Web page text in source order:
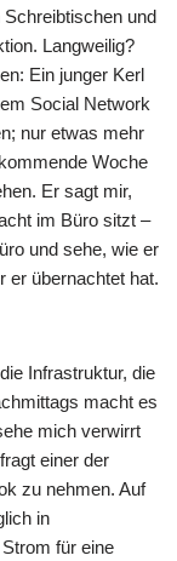
und
Langweilig?
Ein junger Kerl
Social Network
nur etwas mehr
Woche
Er sagt mir,
im Büro sitzt –
und sehe, wie er
er übernachtet hat.
Infrastruktur, die
macht es
mich verwirrt
einer der
zu nehmen. Auf
in
für eine